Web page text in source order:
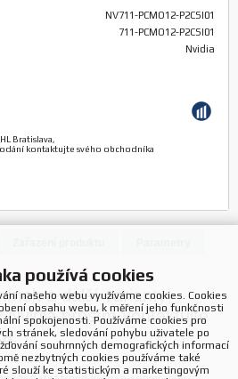
NV711-PCMO12-P2CSI01
711-PCMO12-P2CSI01
Nvidia
Bratislava,
kontaktujte svého obchodníka
a další varianty
Nvidia prosím kontaktujte
používá cookies
našeho webu využíváme cookies. Cookies
obsahu webu, k měření jeho funkčnosti
spokojenosti. Používáme cookies pro
stránek, sledování pohybu uživatele po
souhrnných demografických informací
nezbytných cookies používáme také
slouží ke statistickým a marketingovým